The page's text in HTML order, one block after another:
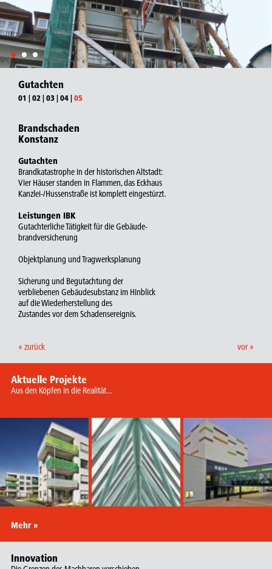
Gutachten
01 |02 |03 |04|05
Brandschaden
Konstanz
Gutachten
Brandkatastrophe in der historischen Altstadt:
Vier Häuser standen in Flammen, das Eckhaus
Kanzlei-/Hussenstraße ist komplett eingestürzt.
Leistungen IBK
Gutachterliche Tätigkeit für die Gebäude-
brandversicherung
Objektplanung und Tragwerksplanung
Sicherung und Begutachtung der
verbliebenen Gebäudesubstanz im Hinblick
auf die Wiederherstellung des
Zustandes vor dem Schadensereignis.
« zurück vor »
Aktuelle Projekte
Aus den Köpfen in die Realität...
Mehr »
Innovation